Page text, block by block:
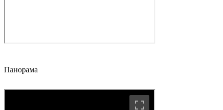
Панорама